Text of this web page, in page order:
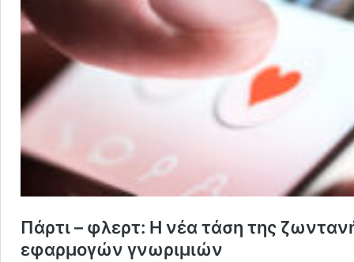
Πάρτι – φλερτ: Η νέα τάση της
εφαρμογών γνωριμιών